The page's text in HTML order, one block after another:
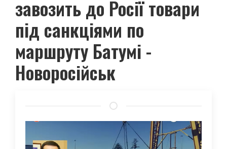
завозить до Росії товари
пiд санкцiями по
маршруту Батумi -
Новоросiйськ